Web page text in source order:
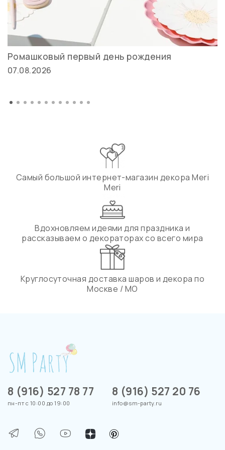
Ромашковый первый день рождения
07.08.2026
Самый большой интернет-магазин декора Meri
Meri
Вдохновляем идеями для праздника и
рассказываем о декораторах со всего мира
Круглосуточная доставка шаров и декора по
Москве / МО
8 (916) 527 78 77
пн-пт с 10:00 до 19:00
8 (916) 527 20 76
info@sm-party.ru